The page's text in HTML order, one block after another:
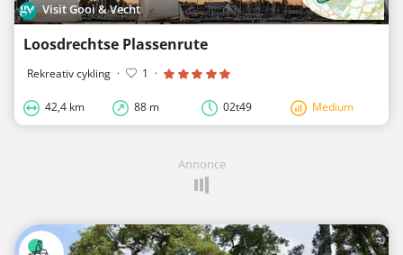
Visit Gooi & Vecht
Loosdrechtse Plassenrute
Rekreativ cykling · 1 ·
42,4 km 88 m 02t49 Medium
Annonce